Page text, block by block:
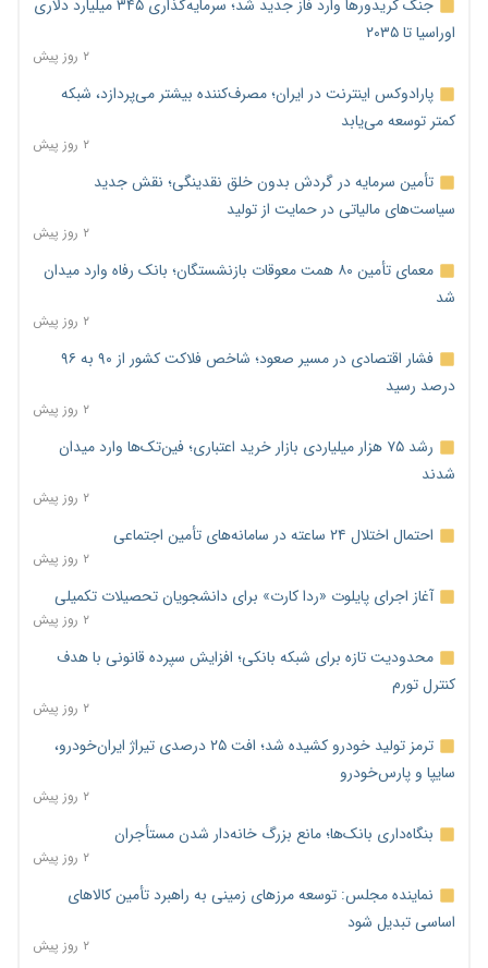
جنگ کریدورها وارد فاز جدید شد؛ سرمایه‌گذاری ۳۴۵ میلیارد دلاری
اوراسیا تا ۲۰۳۵
۲ روز پیش
پارادوکس اینترنت در ایران؛ مصرف‌کننده بیشتر می‌پردازد، شبکه
کمتر توسعه می‌یابد
۲ روز پیش
تأمین سرمایه در گردش بدون خلق نقدینگی؛ نقش جدید
سیاست‌های مالیاتی در حمایت از تولید
۲ روز پیش
معمای تأمین ۸۰ همت معوقات بازنشستگان؛ بانک رفاه وارد میدان
شد
۲ روز پیش
فشار اقتصادی در مسیر صعود؛ شاخص فلاکت کشور از ۹۰ به ۹۶
درصد رسید
۲ روز پیش
رشد ۷۵ هزار میلیاردی بازار خرید اعتباری؛ فین‌تک‌ها وارد میدان
شدند
۲ روز پیش
احتمال اختلال ۲۴ ساعته در سامانه‌های تأمین اجتماعی
۲ روز پیش
آغاز اجرای پایلوت «ردا کارت» برای دانشجویان تحصیلات تکمیلی
۲ روز پیش
محدودیت تازه برای شبکه بانکی؛ افزایش سپرده قانونی با هدف
کنترل تورم
۲ روز پیش
ترمز تولید خودرو کشیده شد؛ افت ۲۵ درصدی تیراژ ایران‌خودرو،
سایپا و پارس‌خودرو
۲ روز پیش
بنگاه‌داری بانک‌ها؛ مانع بزرگ خانه‌دار شدن مستأجران
۲ روز پیش
نماینده مجلس: توسعه مرزهای زمینی به راهبرد تأمین کالاهای
اساسی تبدیل شود
۲ روز پیش